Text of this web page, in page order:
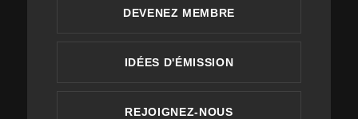
DEVENEZ MEMBRE
IDÉES D'ÉMISSION
REJOIGNEZ-NOUS